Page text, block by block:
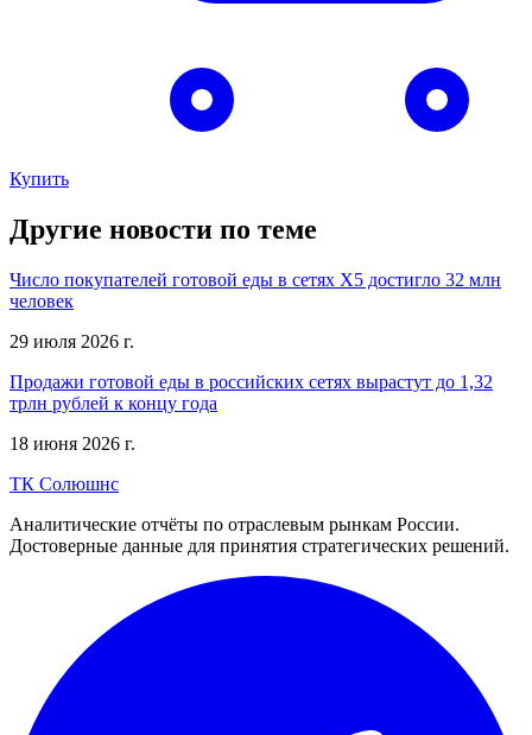
Купить
Другие новости по теме
Число покупателей готовой еды в сетях X5 достигло 32 млн
человек
29 июля 2026 г.
Продажи готовой еды в российских сетях вырастут до 1,32
трлн рублей к концу года
18 июня 2026 г.
ТК Солюшнс
Аналитические отчёты по отраслевым рынкам России.
Достоверные данные для принятия стратегических решений.